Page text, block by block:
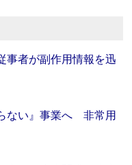
事者が副作用情報を迅
ない』事業へ 非常用